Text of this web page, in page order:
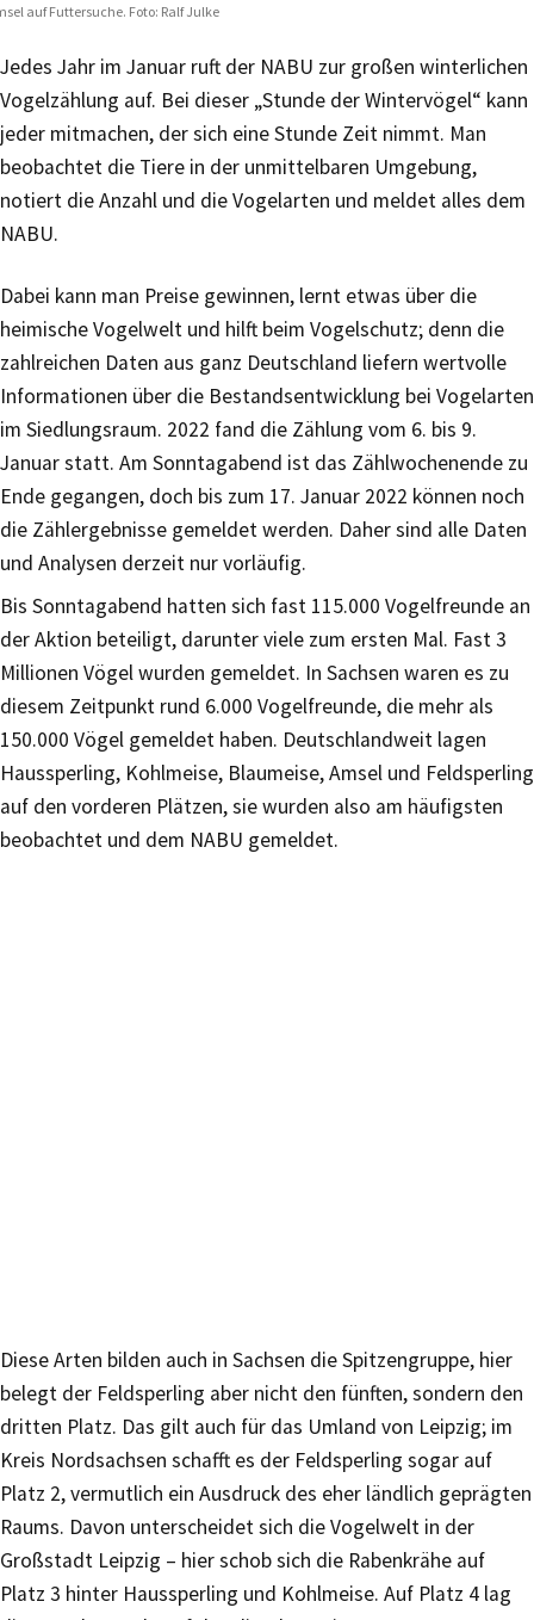
auf Futtersuche. Foto: Ralf Julke
Jedes Jahr im Januar ruft der NABU zur großen winterlichen
Vogelzählung auf. Bei dieser „Stunde der Wintervögel“ kann
jeder mitmachen, der sich eine Stunde Zeit nimmt. Man
beobachtet die Tiere in der unmittelbaren Umgebung,
notiert die Anzahl und die Vogelarten und meldet alles dem
NABU.
Dabei kann man Preise gewinnen, lernt etwas über die
heimische Vogelwelt und hilft beim Vogelschutz; denn die
zahlreichen Daten aus ganz Deutschland liefern wertvolle
Informationen über die Bestandsentwicklung bei Vogelarten
im Siedlungsraum. 2022 fand die Zählung vom 6. bis 9.
Januar statt. Am Sonntagabend ist das Zählwochenende zu
Ende gegangen, doch bis zum 17. Januar 2022 können noch
die Zählergebnisse gemeldet werden. Daher sind alle Daten
und Analysen derzeit nur vorläufig.
Bis Sonntagabend hatten sich fast 115.000 Vogelfreunde an
der Aktion beteiligt, darunter viele zum ersten Mal. Fast 3
Millionen Vögel wurden gemeldet. In Sachsen waren es zu
diesem Zeitpunkt rund 6.000 Vogelfreunde, die mehr als
150.000 Vögel gemeldet haben. Deutschlandweit lagen
Haussperling, Kohlmeise, Blaumeise, Amsel und Feldsperling
auf den vorderen Plätzen, sie wurden also am häufigsten
beobachtet und dem NABU gemeldet.
Diese Arten bilden auch in Sachsen die Spitzengruppe, hier
belegt der Feldsperling aber nicht den fünften, sondern den
dritten Platz. Das gilt auch für das Umland von Leipzig; im
Kreis Nordsachsen schafft es der Feldsperling sogar auf
Platz 2, vermutlich ein Ausdruck des eher ländlich geprägten
Raums. Davon unterscheidet sich die Vogelwelt in der
Großstadt Leipzig – hier schob sich die Rabenkrähe auf
Platz 3 hinter Haussperling und Kohlmeise. Auf Platz 4 lag